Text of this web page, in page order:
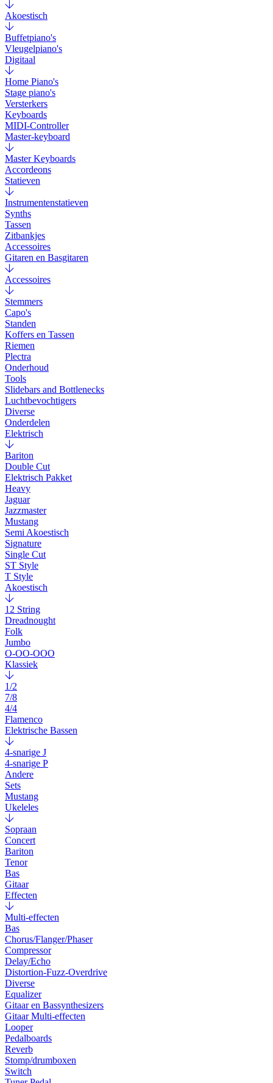
Akoestisch
Buffetpiano's
Vleugelpiano's
Digitaal
Home Piano's
Stage piano's
Versterkers
Keyboards
MIDI-Controller
Master-keyboard
Master Keyboards
Accordeons
Statieven
Instrumentenstatieven
Synths
Tassen
Zitbankjes
Accessoires
Gitaren en Basgitaren
Accessoires
Stemmers
Capo's
Standen
Koffers en Tassen
Riemen
Plectra
Onderhoud
Tools
Slidebars and Bottlenecks
Luchtbevochtigers
Diverse
Onderdelen
Elektrisch
Bariton
Double Cut
Elektrisch Pakket
Heavy
Jaguar
Jazzmaster
Mustang
Semi Akoestisch
Signature
Single Cut
ST Style
T Style
Akoestisch
12 String
Dreadnought
Folk
Jumbo
O-OO-OOO
Klassiek
1/2
7/8
4/4
Flamenco
Elektrische Bassen
4-snarige J
4-snarige P
Andere
Sets
Mustang
Ukeleles
Sopraan
Concert
Bariton
Tenor
Bas
Gitaar
Effecten
Multi-effecten
Bas
Chorus/Flanger/Phaser
Compressor
Delay/Echo
Distortion-Fuzz-Overdrive
Diverse
Equalizer
Gitaar en Bassynthesizers
Gitaar Multi-effecten
Looper
Pedalboards
Reverb
Stomp/drumboxen
Switch